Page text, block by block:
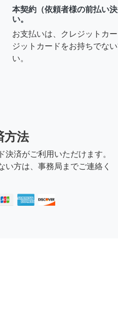
本契約（依頼者様の前払い
い。
お支払いは、クレジットカ
ジットカードをお持ちでな
い。
方法
済がご利用いただけます。
い方は、事務局までご連絡く